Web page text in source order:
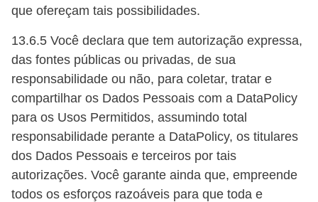
que ofereçam tais possibilidades.
13.6.5 Você declara que tem autorização expressa,
das fontes públicas ou privadas, de sua
responsabilidade ou não, para coletar, tratar e
compartilhar os Dados Pessoais com a DataPolicy
para os Usos Permitidos, assumindo total
responsabilidade perante a DataPolicy, os titulares
dos Dados Pessoais e terceiros por tais
autorizações. Você garante ainda que, empreende
todos os esforços razoáveis para que toda e